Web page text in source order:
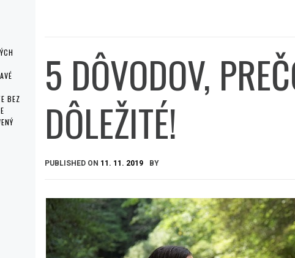
BEZ
5 DÔVODOV,
DÔLEŽITÉ!
PUBLISHED ON 11. 11. 2019 BY